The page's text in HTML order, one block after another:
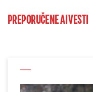
PREPORUČENE AI VESTI